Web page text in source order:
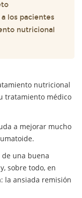
los pacientes
nutricional
nutricional
tratamiento médico
a mejorar mucho
una buena
sobre todo, en
la ansiada remisión